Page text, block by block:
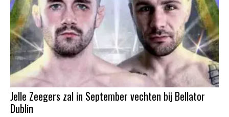
Jelle Zeegers zal in September vechten bij Bellator
Dublin